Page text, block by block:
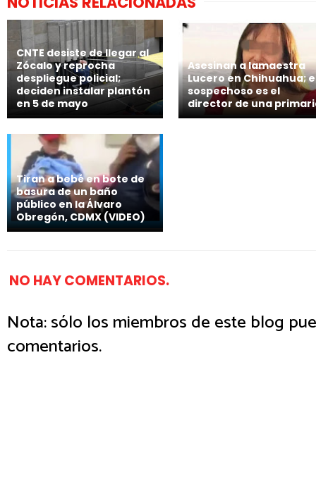
CNTE desiste de llegar al
Zócalo y reprocha
despliegue policial;
deciden instalar plantón
en 5 de mayo
Asesinan a lamaestra
Lucero en Chihuahua;
sospechoso es el
director de una
Tiran a bebé en bote de
basura de un baño
público en la Álvaro
Obregón, CDMX (VIDEO)
NO HAY COMENTARIOS.
Nota: sólo los miembros de este blog
comentarios.